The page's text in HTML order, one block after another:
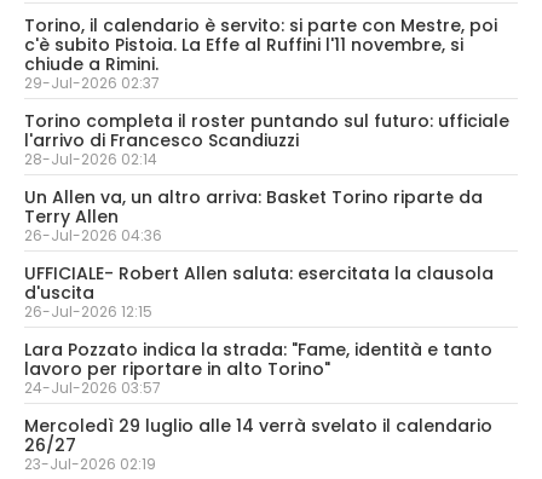
Torino, il calendario è servito: si parte con Mestre, poi
c'è subito Pistoia. La Effe al Ruffini l'11 novembre, si
chiude a Rimini.
29-Jul-2026 02:37
Torino completa il roster puntando sul futuro: ufficiale
l'arrivo di Francesco Scandiuzzi
28-Jul-2026 02:14
Un Allen va, un altro arriva: Basket Torino riparte da
Terry Allen
26-Jul-2026 04:36
UFFICIALE- Robert Allen saluta: esercitata la clausola
d'uscita
26-Jul-2026 12:15
Lara Pozzato indica la strada: "Fame, identità e tanto
lavoro per riportare in alto Torino"
24-Jul-2026 03:57
Mercoledì 29 luglio alle 14 verrà svelato il calendario
26/27
23-Jul-2026 02:19